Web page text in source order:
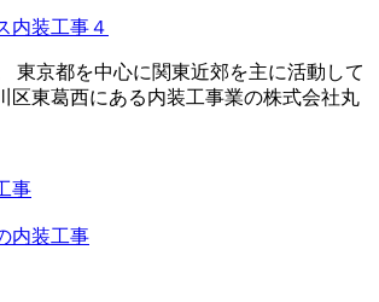
内装工事４
東京都を中心に関東近郊を主に活動して
区東葛西にある内装工事業の株式会社丸
事
内装工事